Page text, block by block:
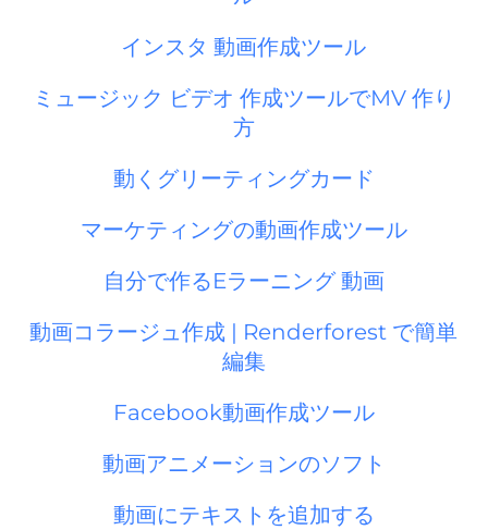
インスタ 動画作成ツール
ミュージック ビデオ 作成ツールでMV 作り
方
動くグリーティングカード
マーケティングの動画作成ツール
自分で作るEラーニング 動画
動画コラージュ作成 | Renderforest で簡単
編集
Facebook動画作成ツール
動画アニメーションのソフト
動画にテキストを追加する